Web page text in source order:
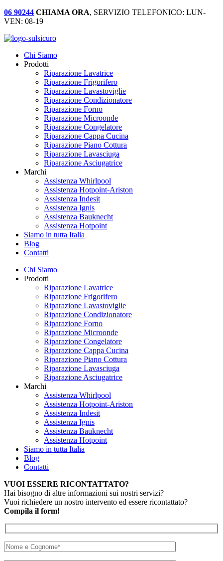
06 90244 CHIAMA ORA, SERVIZIO TELEFONICO: LUN-
VEN: 08-19
Chi Siamo
Prodotti
Riparazione Lavatrice
Riparazione Frigorifero
Riparazione Lavastoviglie
Riparazione Condizionatore
Riparazione Forno
Riparazione Microonde
Riparazione Congelatore
Riparazione Cappa Cucina
Riparazione Piano Cottura
Riparazione Lavasciuga
Riparazione Asciugatrice
Marchi
Assistenza Whirlpool
Assistenza Hotpoint-Ariston
Assistenza Indesit
Assistenza Ignis
Assistenza Bauknecht
Assistenza Hotpoint
Siamo in tutta Italia
Blog
Contatti
Chi Siamo
Prodotti
Riparazione Lavatrice
Riparazione Frigorifero
Riparazione Lavastoviglie
Riparazione Condizionatore
Riparazione Forno
Riparazione Microonde
Riparazione Congelatore
Riparazione Cappa Cucina
Riparazione Piano Cottura
Riparazione Lavasciuga
Riparazione Asciugatrice
Marchi
Assistenza Whirlpool
Assistenza Hotpoint-Ariston
Assistenza Indesit
Assistenza Ignis
Assistenza Bauknecht
Assistenza Hotpoint
Siamo in tutta Italia
Blog
Contatti
VUOI ESSERE RICONTATTATO?
Hai bisogno di altre informazioni sui nostri servizi?
Vuoi richiedere un nostro intervento ed essere ricontattato?
Compila il form!